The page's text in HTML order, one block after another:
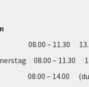
– 11.30 13.30
08.00 – 11.30
– 14.00